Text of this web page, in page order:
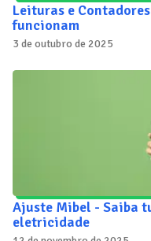
Leituras e
funcionam
3 de outubro de 2025
Ajuste Mibel - Saiba
eletricidade